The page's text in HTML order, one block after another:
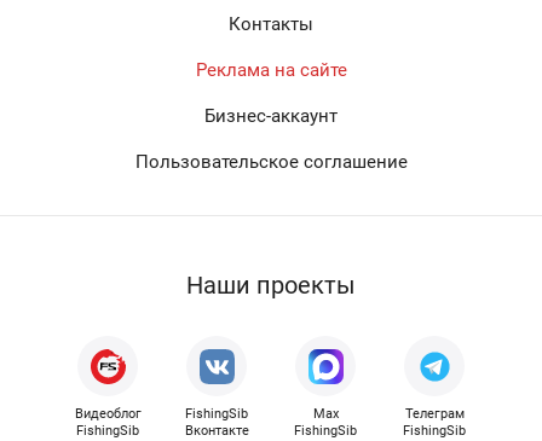
Контакты
Реклама на сайте
Бизнес-аккаунт
Пользовательское соглашение
Наши проекты
Видеоблог
FishingSib
FishingSib
Вконтакте
Max
FishingSib
Телеграм
FishingSib